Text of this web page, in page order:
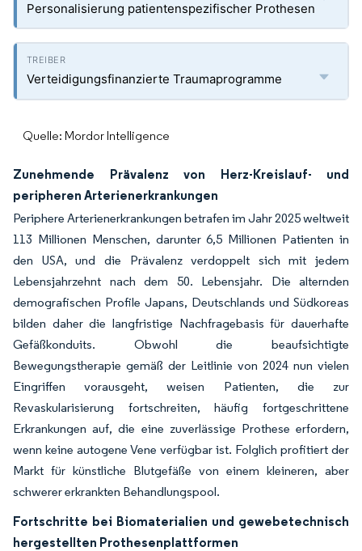
Personalisierung patientenspezifischer Prothesen
Verteidigungsfinanzierte Traumaprogramme
Quelle: Mordor Intelligence
Zunehmende Prävalenz von Herz-Kreislauf- und
peripheren Arterienerkrankungen
Periphere Arterienerkrankungen betrafen im Jahr 2025 weltweit
113 Millionen Menschen, darunter 6,5 Millionen Patienten in
den USA, und die Prävalenz verdoppelt sich mit jedem
Lebensjahrzehnt nach dem 50. Lebensjahr. Die alternden
demografischen Profile Japans, Deutschlands und Südkoreas
bilden daher die langfristige Nachfragebasis für dauerhafte
Gefäßkonduits. Obwohl die beaufsichtigte
Bewegungstherapie gemäß der Leitlinie von 2024 nun vielen
Eingriffen vorausgeht, weisen Patienten, die zur
Revaskularisierung fortschreiten, häufig fortgeschrittene
Erkrankungen auf, die eine zuverlässige Prothese erfordern,
wenn keine autogene Vene verfügbar ist. Folglich profitiert der
Markt für künstliche Blutgefäße von einem kleineren, aber
schwerer erkrankten Behandlungspool.
Fortschritte bei Biomaterialien und gewebetechnisch
hergestellten Prothesenplattformen